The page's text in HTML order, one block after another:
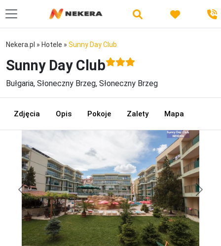
Nekera.pl » Hotele » Sunny Day Club
Sunny Day Club
Bułgaria, Słoneczny Brzeg, Słoneczny Brzeg
Zdjęcia Opis Pokoje Zalety Mapa
Previous Next